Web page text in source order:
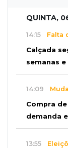
QUINTA,
14:15 Falta
Calçada
semanas
14:09
Compra
demanda
13:55